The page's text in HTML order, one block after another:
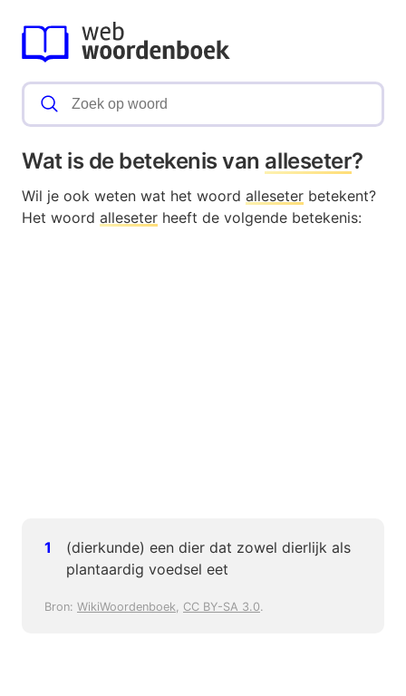
Wat is de betekenis van alleseter?
Wil je ook weten wat het woord alleseter betekent?
Het woord alleseter heeft de volgende betekenis:
(dierkunde) een dier dat zowel dierlijk als
plantaardig voedsel eet
Bron: WikiWoordenboek, CC BY-SA 3.0.